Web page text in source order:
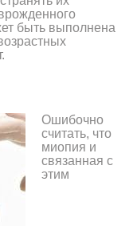
быть выполнена
Ошибочно
считать, что
миопия и
связанная с
этим